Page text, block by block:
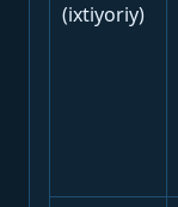
(ixtiyoriy)